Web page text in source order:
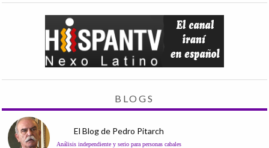
BLOGS
El Blog de Pedro Pitarch
Análisis independiente y serio para personas cabales